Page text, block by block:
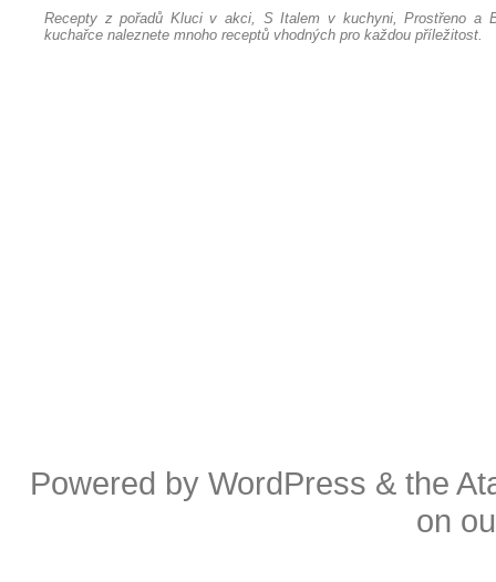
Recepty z pořadů Kluci v akci, S Italem v kuchyni, Prostřeno a
kuchařce naleznete mnoho receptů vhodných pro každou příležitost.
Powered byWordPress & the
on